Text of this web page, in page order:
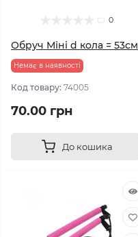
0
Обруч Міні d кола = 53см
Немає в наявності
Код товару: 74005
70.00 грн
До кошика